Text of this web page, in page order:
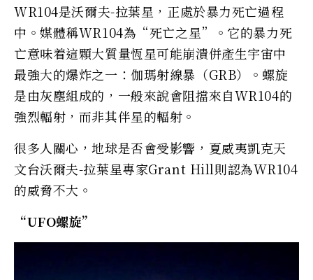
WR104是沃爾夫-拉葉星，正處於暴力死亡過程
中。媒體稱WR104為“死亡之星”。它的暴力死
亡意味着這顆大質量恆星可能崩潰併產生宇宙中
最強大的爆炸之一：伽瑪射線暴（GRB）。螺旋
是由灰塵組成的，一般來說會阻擋來自WR104的
強烈輻射，而非其伴星的輻射。
很多人關心，地球是否會受影響，夏威夷凱克天
文台沃爾夫-拉葉星專家Grant Hill則認為WR104
的威脅不大。
“UFO螺旋”